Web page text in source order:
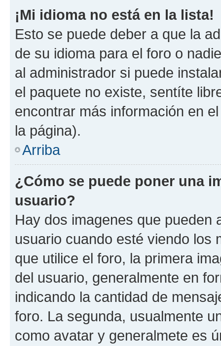
¡Mi idioma no está en la lista!
Esto se puede deber a que la
de su idioma para el foro o
al administrador si puede
el paquete no existe, sentíte
encontrar más información en
la página).
Arriba
¿Cómo se puede poner una
usuario?
Hay dos imagenes que pueden
usuario cuando esté viendo los
que utilice el foro, la primera
del usuario, generalmente en
indicando la cantidad de
foro. La segunda, usualmente
como avatar y generalmete es